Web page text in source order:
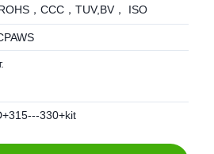
，CCC，TUV,BV， ISO
330+kit